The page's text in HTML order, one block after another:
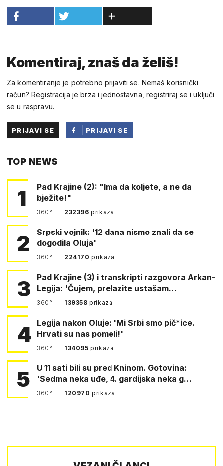
Komentiraj, znaš da želiš!
Za komentiranje je potrebno prijaviti se. Nemaš korisnički
račun? Registracija je brza i jednostavna, registriraj se i uključi
se u raspravu.
PRIJAVI SE
PRIJAVI SE
TOP NEWS
1
Pad Krajine (2): "Ima da koljete, a ne da
bježite!"
360° 232396prikaza
2
Srpski vojnik: '12 dana nismo znali da se
dogodila Oluja'
360° 224170prikaza
3
Pad Krajine (3) i transkripti razgovora Arkan-
Legija: 'Čujem, prelazite ustašam…
360° 139358prikaza
4 Legija nakon Oluje: 'Mi Srbi smo pič*ice.
Hrvati su nas pomeli!'
360° 134095prikaza
5
U 11 sati bili su pred Kninom. Gotovina:
'Sedma neka uđe, 4. gardijska neka g…
360° 120970prikaza